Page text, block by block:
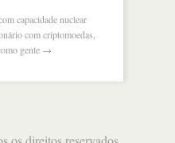
capacidade nuclear
com criptomoedas,
gente →